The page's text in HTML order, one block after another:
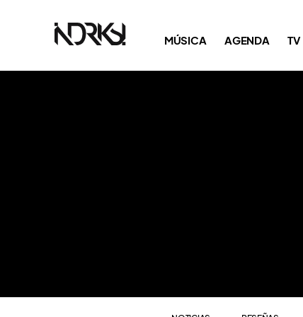
MÚSICA AGENDA TV